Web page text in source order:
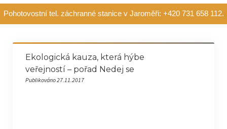
Pohotovostní tel. záchranné stanice v Jaroměři: +420 731 658 112.
Ekologická kauza, která hýbe
veřejností – pořad Nedej se
Publikováno 27.11.2017